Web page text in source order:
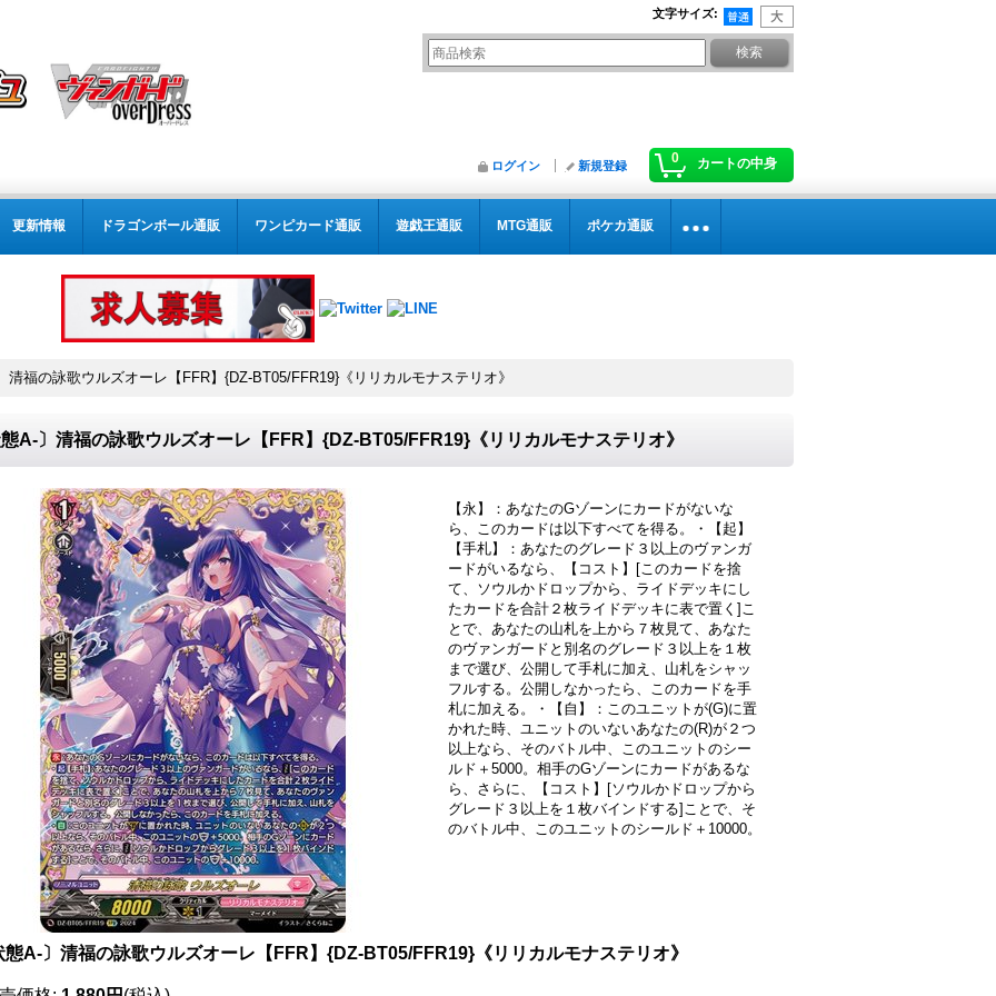
文字サイズ:
0 カートの中身
ログイン 新規登録
更新情報 ドラゴンボール通販 ワンピカード通販 遊戯王通販 MTG通販 ポケカ通販
清福の詠歌ウルズオーレ【FFR】{DZ-BT05/FFR19}《リリカルモナステリオ》
A-〕清福の詠歌ウルズオーレ【FFR】{DZ-BT05/FFR19}《リリカルモナステリオ》
【永】：あなたのGゾーンにカードがないな
ら、このカードは以下すべてを得る。・【起】
【手札】：あなたのグレード３以上のヴァンガ
ードがいるなら、【コスト】[このカードを捨
て、ソウルかドロップから、ライドデッキにし
たカードを合計２枚ライドデッキに表で置く]こ
とで、あなたの山札を上から７枚見て、あなた
のヴァンガードと別名のグレード３以上を１枚
まで選び、公開して手札に加え、山札をシャッ
フルする。公開しなかったら、このカードを手
札に加える。・【自】：このユニットが(G)に置
かれた時、ユニットのいないあなたの(R)が２つ
以上なら、そのバトル中、このユニットのシー
ルド＋5000。相手のGゾーンにカードがあるな
ら、さらに、【コスト】[ソウルかドロップから
グレード３以上を１枚バインドする]ことで、そ
のバトル中、このユニットのシールド＋10000。
態A-〕清福の詠歌ウルズオーレ【FFR】{DZ-BT05/FFR19}《リリカルモナステリオ》